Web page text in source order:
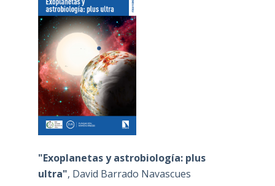
"Exoplanetas y astrobiología: plus
ultra", David Barrado Navascues